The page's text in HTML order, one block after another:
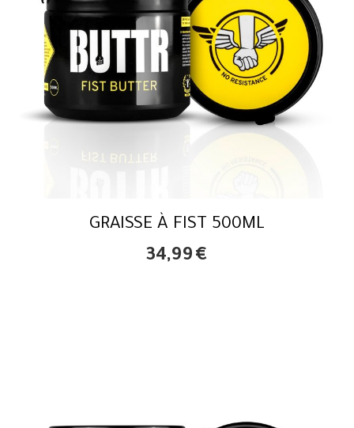
GRAISSE À FIST 500ML
34,99 €